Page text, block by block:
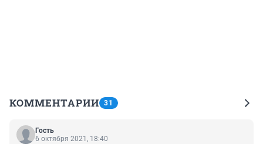
КОММЕНТАРИИ 31
Гость
6 октября 2021, 18:40